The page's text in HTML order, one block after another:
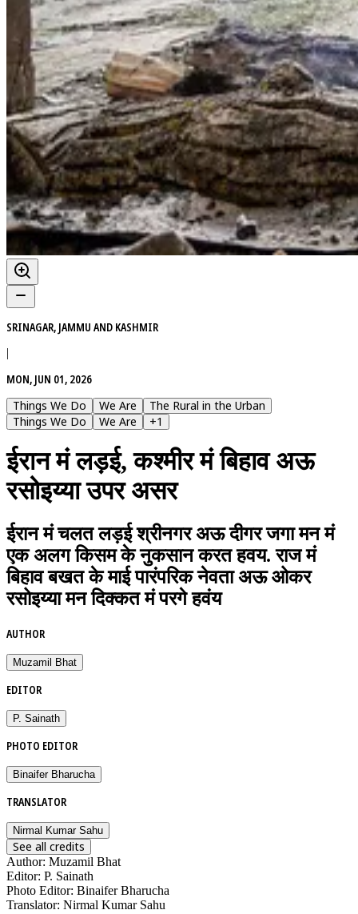
SRINAGAR, JAMMU AND KASHMIR
|
MON, JUN 01, 2026
Things We Do
We Are
The Rural in the Urban
Things We Do
We Are +1
ईरान मं लड़ई, कश्मीर मं बिहाव अऊ
रसोइय्या उपर असर
ईरान मं चलत लड़ई श्रीनगर अऊ दीगर जगा मन मं
एक अलग किसम के नुकसान करत हवय. राज मं
बिहाव बखत के माई पारंपरिक नेवता अऊ ओकर
रसोइय्या मन दिक्कत मं परगे हवंय
AUTHOR
Muzamil Bhat
EDITOR
P. Sainath
PHOTO EDITOR
Binaifer Bharucha
TRANSLATOR
Nirmal Kumar Sahu
See all credits
Author: Muzamil Bhat
Editor: P. Sainath
Photo Editor: Binaifer Bharucha
Translator: Nirmal Kumar Sahu